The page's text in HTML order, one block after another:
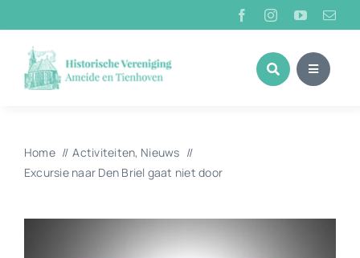
naar
inhoud
Home Activiteiten Nieuws
Excursie naar Den Briel gaat niet door